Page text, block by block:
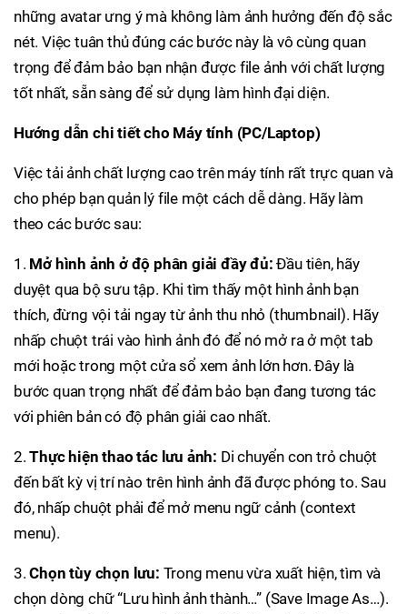
những avatar ưng ý mà không làm ảnh hưởng đến độ sắc
nét. Việc tuân thủ đúng các bước này là vô cùng quan
trọng để đảm bảo bạn nhận được file ảnh với chất lượng
tốt nhất, sẵn sàng để sử dụng làm hình đại diện.
Hướng dẫn chi tiết cho Máy tính (PC/Laptop)
Việc tải ảnh chất lượng cao trên máy tính rất trực quan và
cho phép bạn quản lý file một cách dễ dàng. Hãy làm
theo các bước sau:
1. Mở hình ảnh ở độ phân giải đầy đủ: Đầu tiên, hãy
duyệt qua bộ sưu tập. Khi tìm thấy một hình ảnh bạn
thích, đừng vội tải ngay từ ảnh thu nhỏ (thumbnail). Hãy
nhấp chuột trái vào hình ảnh đó để nó mở ra ở một tab
mới hoặc trong một cửa sổ xem ảnh lớn hơn. Đây là
bước quan trọng nhất để đảm bảo bạn đang tương tác
với phiên bản có độ phân giải cao nhất.
2.Thực hiện thao tác lưu ảnh: Di chuyển con trỏ chuột
đến bất kỳ vị trí nào trên hình ảnh đã được phóng to. Sau
đó, nhấp chuột phải để mở menu ngữ cảnh (context
menu).
3.Chọn tùy chọn lưu: Trong menu vừa xuất hiện, tìm và
chọn dòng chữ “Lưu hình ảnh thành…” (Save Image As…).